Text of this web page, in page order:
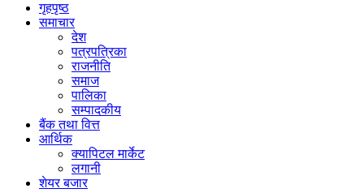
गृहपृष्ठ
समाचार
देश
पत्रपत्रिका
राजनीति
समाज
पालिका
सम्पादकीय
बैंक तथा वित्त
आर्थिक
क्यापिटल मार्केट
लगानी
शेयर बजार